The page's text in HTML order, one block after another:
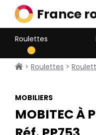
France
Roulettes
> Roulettes >
MOBILIERS
MOBITEC À